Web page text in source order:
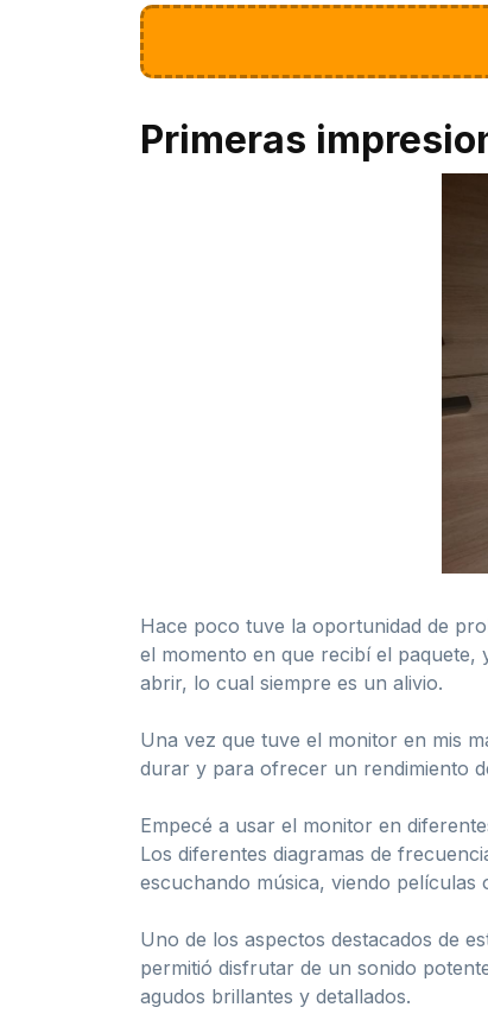
Primeras
Hace poco tuve la oportunidad de
el momento en que recibí el
abrir, lo cual siempre es un alivio.
Una vez que tuve el monitor en mis
durar y para ofrecer un rendimiento
Empecé a usar el monitor en
Los diferentes diagramas de
escuchando música, viendo
Uno de los aspectos destacados de
permitió disfrutar de un sonido
agudos brillantes y detallados.